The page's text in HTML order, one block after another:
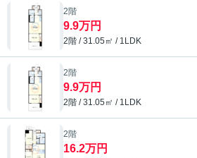
2階
9.9万円
2階 / 31.05㎡ / 1LDK
2階
9.9万円
2階 / 31.05㎡ / 1LDK
2階
16.2万円